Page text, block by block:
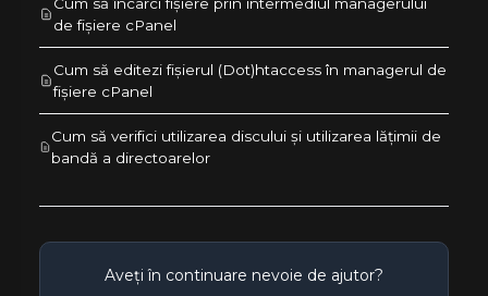
de fișiere cPanel
Cum să editezi fișierul (Dot)htaccess în managerul de
fișiere cPanel
Cum să verifici utilizarea discului și utilizarea lățimii de
bandă a directoarelor
Aveți în continuare nevoie de ajutor?